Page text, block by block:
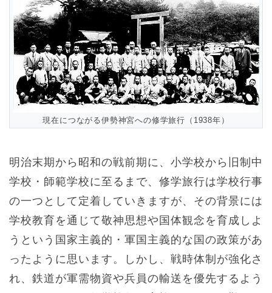
現在につながる伊勢神宮への修学旅行（1938年）
明治末期から昭和の戦前期に、小学校から旧制中
学校・師範学校に至るまで、修学旅行は学校行事
の一つとして定着していきますが、その背景には
学校教育を通じて敬神思想や国体観念を育成しよ
うという国家主義的・軍国主義的な国の政策があ
ったように思います。しかし、戦時体制が強化さ
れ、鉄道が軍需物資や兵員の輸送を優先するよう